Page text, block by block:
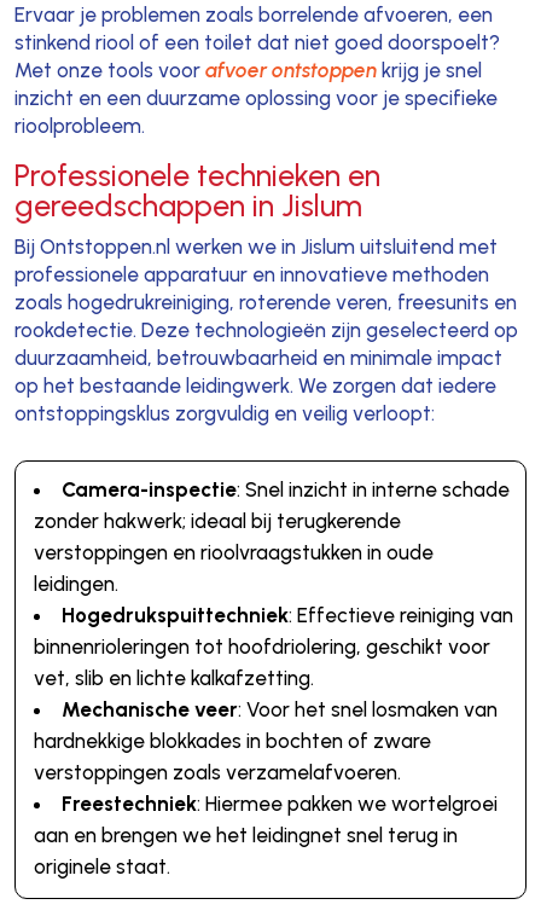
Ervaar je problemen zoals borrelende afvoeren, een
stinkend riool of een toilet dat niet goed doorspoelt?
Met onze tools voor afvoer ontstoppenkrijg je snel
inzicht en een duurzame oplossing voor je specifieke
rioolprobleem.
Professionele technieken en
gereedschappen in Jislum
Bij Ontstoppen.nl werken we in Jislum uitsluitend met
professionele apparatuur en innovatieve methoden
zoals hogedrukreiniging, roterende veren, freesunits en
rookdetectie. Deze technologieën zijn geselecteerd op
duurzaamheid, betrouwbaarheid en minimale impact
op het bestaande leidingwerk. We zorgen dat iedere
ontstoppingsklus zorgvuldig en veilig verloopt:
Camera-inspectie: Snel inzicht in interne schade
zonder hakwerk; ideaal bij terugkerende
verstoppingen en rioolvraagstukken in oude
leidingen.
Hogedrukspuittechniek: Effectieve reiniging van
binnenrioleringen tot hoofdriolering, geschikt voor
vet, slib en lichte kalkafzetting.
Mechanische veer: Voor het snel losmaken van
hardnekkige blokkades in bochten of zware
verstoppingen zoals verzamelafvoeren.
Freestechniek: Hiermee pakken we wortelgroei
aan en brengen we het leidingnet snel terug in
originele staat.